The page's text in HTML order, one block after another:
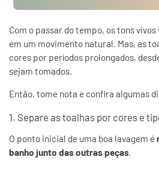
Com o passar do tempo, os tons
em um movimento natural. Mas, as
cores por períodos prolongados,
sejam tomados.
Então, tome nota e confira algumas
1. Separe as toalhas por cores e
O ponto inicial de uma boa lavagem é
banho junto das outras peças.